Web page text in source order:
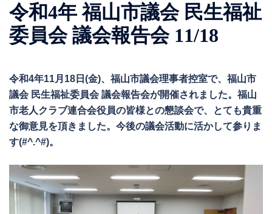
令和4年 福山市議会 民生福祉
委員会 議会報告会 11/18
令和4年11月18日(金)、福山市議会理事者控室で、福山市
議会 民生福祉委員会 議会報告会が開催されました。福山
市老人クラブ連合会役員の皆様との懇談会で、とても貴重
な御意見を頂きました。今後の議会活動に活かして参りま
す(#^.^#)。